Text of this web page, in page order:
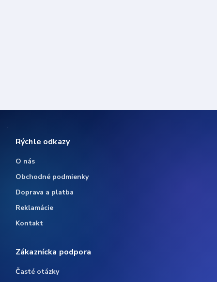
Rýchle odkazy
O nás
Obchodné podmienky
Doprava a platba
Reklamácie
Kontakt
Zákaznícka podpora
Časté otázky